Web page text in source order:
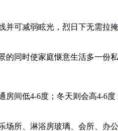
并可减弱眩光，烈日下无需拉掩
同时使家庭惬意生活多一份
间低4-6度；冬天则会高4-6
场所、淋浴房玻璃、会所、办公